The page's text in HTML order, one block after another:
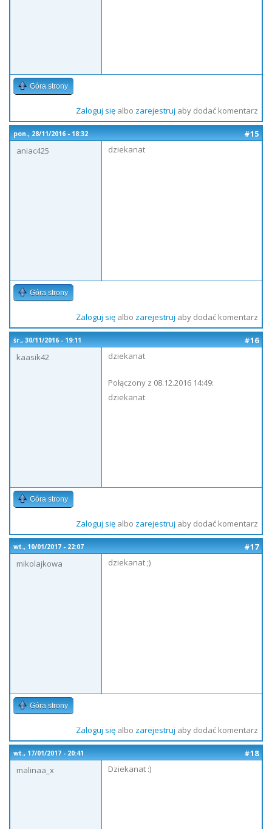
Góra strony
Zaloguj sięalbo zarejestruj aby dodać komentarz
pon., 28/11/2016 - 18:32
#15
aniac425
dziekanat
Góra strony
Zaloguj sięalbo zarejestruj aby dodać komentarz
śr., 30/11/2016 - 19:11
#16
kaasik42
dziekanat
Połączony z 08.12.2016 14:49:
dziekanat
Góra strony
Zaloguj sięalbo zarejestruj aby dodać komentarz
wt., 10/01/2017 - 22:07
#17
mikolajkowa
dziekanat ;)
Góra strony
Zaloguj sięalbo zarejestruj aby dodać komentarz
wt., 17/01/2017 - 20:41
#18
malinaa_x
Dziekanat :)